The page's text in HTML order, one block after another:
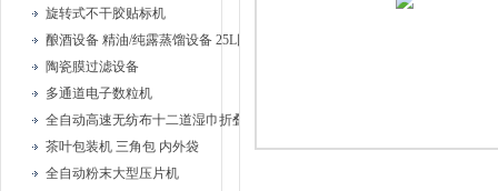
旋转式不干胶贴标机
酿酒设备 精油/纯露蒸馏设备 25L固液蒸馏器、
陶瓷膜过滤设备
多通道电子数粒机
全自动高速无纺布十二道湿巾折叠机
茶叶包装机 三角包 内外袋
全自动粉末大型压片机